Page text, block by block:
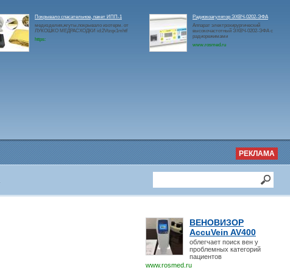
Покрывало спасательное, пакет ИПП-1
медизделия,жгуты,покрывало изотерм. от
ЛУКОШКО МЕДРАСХОДКИ id:2Vtzqx1mhtf
https:
Радиокоагулятор ЭХВЧ-0202-ЭФА
Аппарат электрохирургический
высокочастотный ЭХВЧ-0202-ЭФА с
радиорежимами
www.rosmed.ru
РЕКЛАМА
ВЕНОВИЗОР
AccuVein AV400
облегчает поиск вен у
проблемных категорий
пациентов
www.rosmed.ru